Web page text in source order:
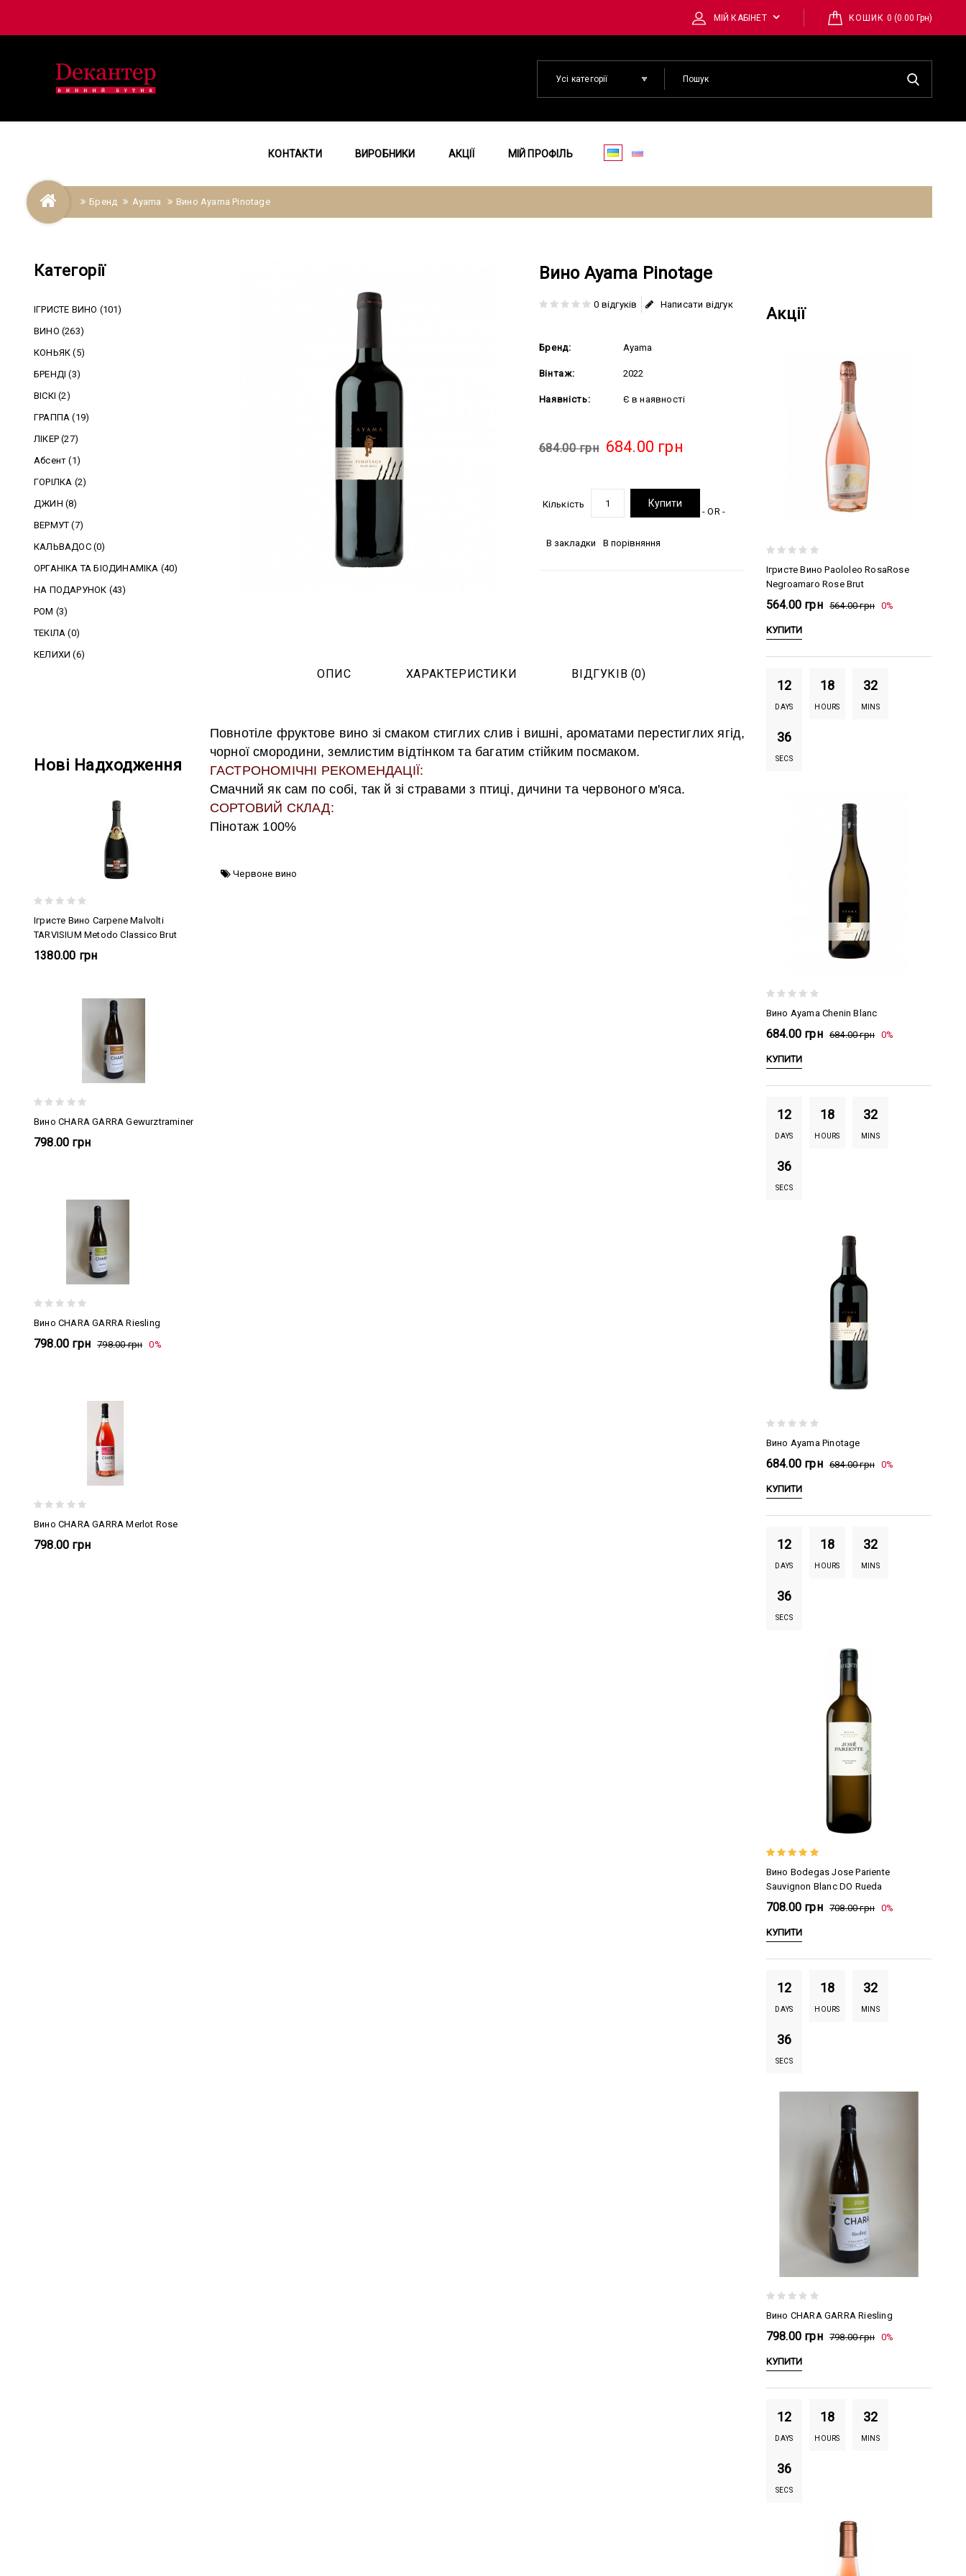
КОШИК 0 (0.00 Грн)
МІЙ КАБІНЕТ
Усі категорії
КОНТАКТИ ВИРОБНИКИ АКЦІЇ МІЙ ПРОФІЛЬ
Бренд Ayama Вино Ayama Pinotage
Категорії
ІГРИСТЕ ВИНО (101)
ВИНО (263)
КОНЬЯК (5)
БРЕНДІ (3)
ВІСКІ (2)
ГРАППА (19)
ЛІКЕР (27)
Абсент (1)
ГОРІЛКА (2)
ДЖИН (8)
ВЕРМУТ (7)
КАЛЬВАДОС (0)
ОРГАНІКА ТА БІОДИНАМІКА (40)
НА ПОДАРУНОК (43)
РОМ (3)
ТЕКІЛА (0)
КЕЛИХИ (6)
Нові Надходження
Ігристе Вино Carpene Malvolti
TARVISIUM Metodo Сlassico Brut
1380.00 грн
Вино CHARA GARRA Gewurztraminer
798.00 грн
Вино CHARA GARRA Riesling
798.00 грн 798.00 грн 0%
Вино CHARA GARRA Merlot Rose
798.00 грн
Вино Ayama Pinotage
0 відгуків Написати відгук
Бренд: Ayama
Вінтаж: 2022
Наявність: Є в наявності
684.00 грн 684.00 грн
Кількість Купити
- OR -
В закладки В порівняння
ОПИС ХАРАКТЕРИСТИКИ ВІДГУКІВ (0)
Повнотіле фруктове вино зі смаком стиглих слив і вишні, ароматами перестиглих ягід,
чорної смородини, землистим відтінком та багатим стійким посмаком.
ГАСТРОНОМІЧНІ РЕКОМЕНДАЦІЇ:
Смачний як сам по собі, так й зі стравами з птиці, дичини та червоного м'яса.
СОРТОВИЙ СКЛАД:
Пінотаж 100%
Червоне вино
Акції
Ігристе Вино Paololeo RosaRose
Negroamaro Rose Brut
564.00 грн 564.00 грн 0%
КУПИТИ
12
DAYS
18
HOURS
32
MINS
35
SECS
Вино Ayama Chenin Blanc
684.00 грн 684.00 грн 0%
КУПИТИ
12
DAYS
18
HOURS
32
MINS
35
SECS
Вино Ayama Pinotage
684.00 грн 684.00 грн 0%
КУПИТИ
12
DAYS
18
HOURS
32
MINS
35
SECS
Вино Bodegas Jose Pariente
Sauvignon Blanc DO Rueda
708.00 грн 708.00 грн 0%
КУПИТИ
12
DAYS
18
HOURS
32
MINS
35
SECS
Вино CHARA GARRA Riesling
798.00 грн 798.00 грн 0%
КУПИТИ
12
DAYS
18
HOURS
32
MINS
35
SECS